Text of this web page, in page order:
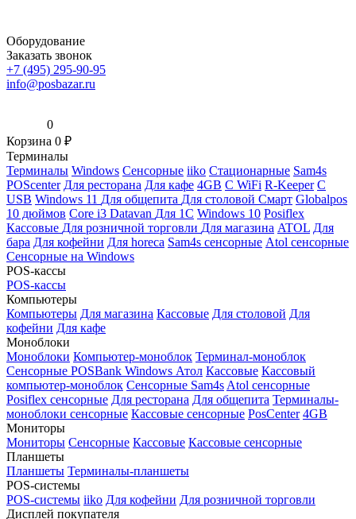
Оборудование
Заказать звонок
+7 (495) 295-90-95
info@posbazar.ru
0
Корзина 0 ₽
Терминалы
Терминалы Windows Сенсорные iiko Стационарные Sam4s
POScenter Для ресторана Для кафе 4GB С WiFi R-Keeper С
USB Windows 11 Для общепита Для столовой Смарт Globalpos
10 дюймов Core i3 Datavan Для 1С Windows 10 Posiflex
Кассовые Для розничной торговли Для магазина ATOL Для
бара Для кофейни Для horeca Sam4s сенсорные Atol сенсорные
Сенсорные на Windows
POS-кассы
POS-кассы
Компьютеры
Компьютеры Для магазина Кассовые Для столовой Для
кофейни Для кафе
Моноблоки
Моноблоки Компьютер-моноблок Терминал-моноблок
Сенсорные POSBank Windows Атол Кассовые Кассовый
компьютер-моноблок Сенсорные Sam4s Atol сенсорные
Posiflex сенсорные Для ресторана Для общепита Терминалы-
моноблоки сенсорные Кассовые сенсорные PosCenter 4GB
Мониторы
Мониторы Сенсорные Кассовые Кассовые сенсорные
Планшеты
Планшеты Терминалы-планшеты
POS-системы
POS-системы iiko Для кофейни Для розничной торговли
Дисплей покупателя